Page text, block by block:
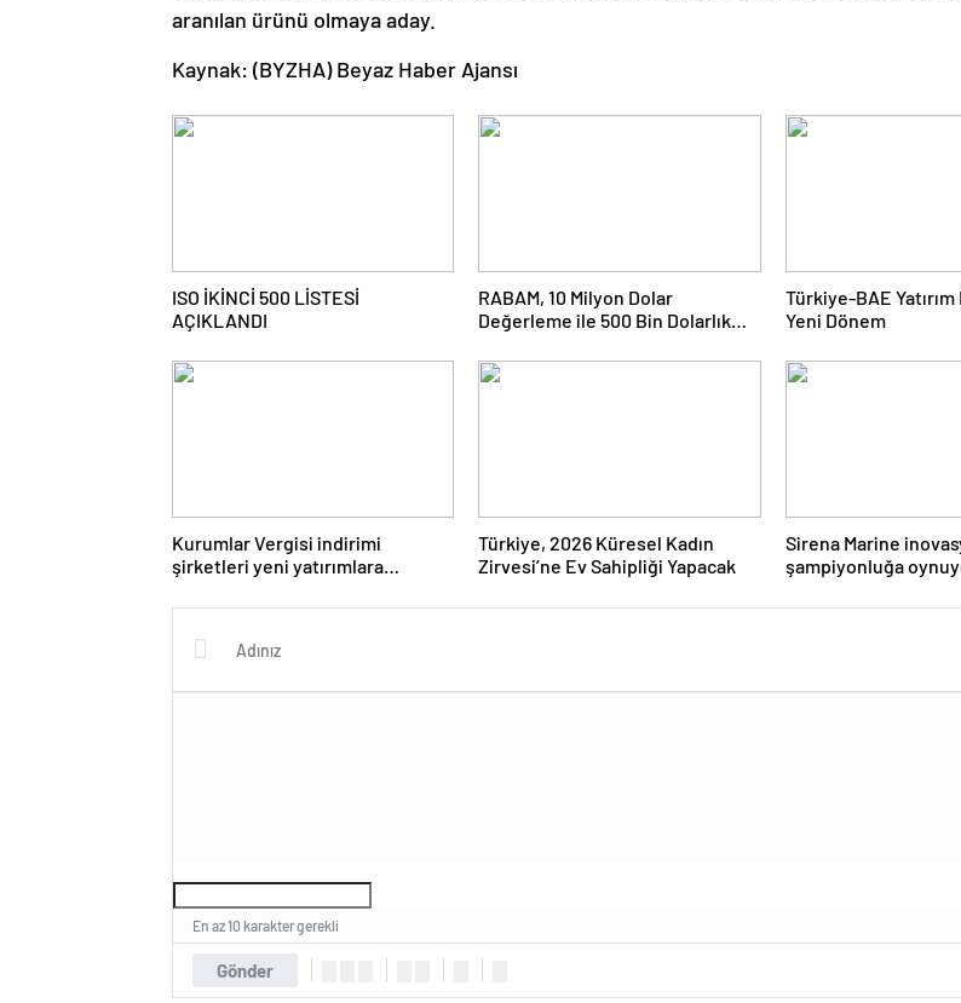
aranılan ürünü olmaya aday.
Kaynak: (BYZHA) Beyaz Haber Ajansı
ISO İKİNCİ 500 LİSTESİ
AÇIKLANDI
RABAM, 10 Milyon Dolar
Değerleme ile 500 Bin Dolarlık
Türkiye-BAE
Yeni Dönem
Kurumlar Vergisi indirimi
şirketleri yeni yatırımlara
Türkiye, 2026 Küresel Kadın
Zirvesi’ne Ev Sahipliği Yapacak
Sirena Marine
şampiyonluğa
Gönder
En az 10 karakter gerekli